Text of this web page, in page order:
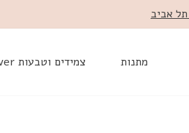
מתנות צמידים וטבעות Forever